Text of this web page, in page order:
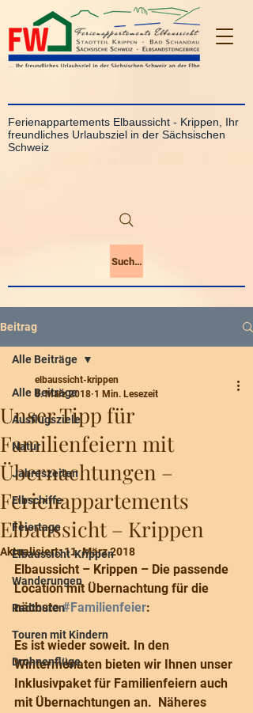
Ferienappartements Elbaussicht - Krippen, Ihr
freundliches Urlaubsziel in der Sächsischen
Schweiz
Suchen
Beitrag
Alle Beiträge
Ausflugsziele
Natur
Jahreszeiten
Elbschiffe
Feiertage
Elbaussicht-Krippen
Wanderungen
Radtouren
Touren mit Kindern
Drohnenflüge
Alle Beiträge
Unser Tipp für
Familienfeiern mit
Übernachtungen –
Ferienappartements
Elbaussicht – Krippen
elbaussicht-krippen
8. März 2018 1 Min. Lesezeit
Aktualisiert:11. März 2018
Elbaussicht – Krippen – Die passende
Location mit Übernachtung für die
nächste #Familienfeier:
Es ist wieder soweit. In den
Wintermonaten bieten wir Ihnen unser
Inklusivpaket für Familienfeiern auch
mit Übernachtungen an.  Näheres